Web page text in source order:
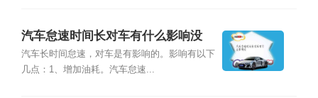
汽车怠速时间长对车有什么影响没
汽车长时间怠速，对车是有影响的。影响有以下
几点：1、增加油耗。汽车怠速...